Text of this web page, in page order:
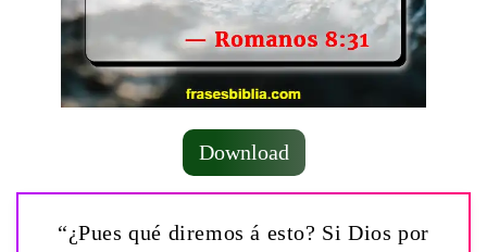
Download
“¿Pues qué diremos á esto? Si Dios por